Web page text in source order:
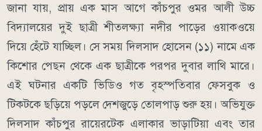
জানা যায়, প্রায় এক মাস আগে কাঁচপুর ওমর আলী উচ্চ
বিদ্যালয়ের দুই ছাত্রী শীতলক্ষ্যা নদীর পাড়ের ওয়াকওয়ে
দিয়ে হেঁটে যাচ্ছিল। সে সময় দিলসাদ হোসেন (১১) নামে এক
কিশোর পেছন থেকে এক ছাত্রীকে পরপর দুবার লাথি মারে।
এই ঘটনার একটি ভিডিও গত বৃহস্পতিবার ফেসবুক ও
টিকটকে ছড়িয়ে পড়লে দেশজুড়ে তোলপাড় শুরু হয়। অভিযুক্ত
দিলসাদ কাঁচপুর রায়েরটেক এলাকার ভাড়াটিয়া এবং তার